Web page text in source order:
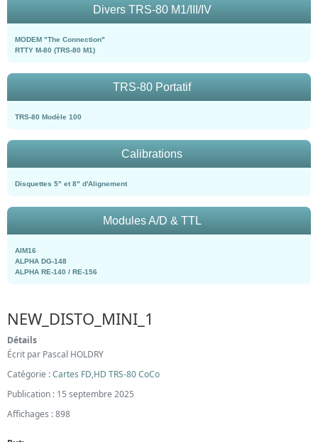
Divers TRS-80 M1/III/IV
MODEM "The Connection"
RTTY M-80 (TRS-80 M1)
TRS-80 Portatif
TRS-80 Modèle 100
Calibrations
Disquettes 5" et 8" d'Alignement
Modules A/D & TTL
AIM16
ALPHA DG-148
ALPHA RE-140 / RE-156
NEW_DISTO_MINI_1
Détails
Écrit par Pascal HOLDRY
Catégorie :Cartes FD,HD TRS-80 CoCo
Publication : 15 septembre 2025
Affichages : 898